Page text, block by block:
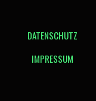
DATENSCHUTZ
IMPRESSUM